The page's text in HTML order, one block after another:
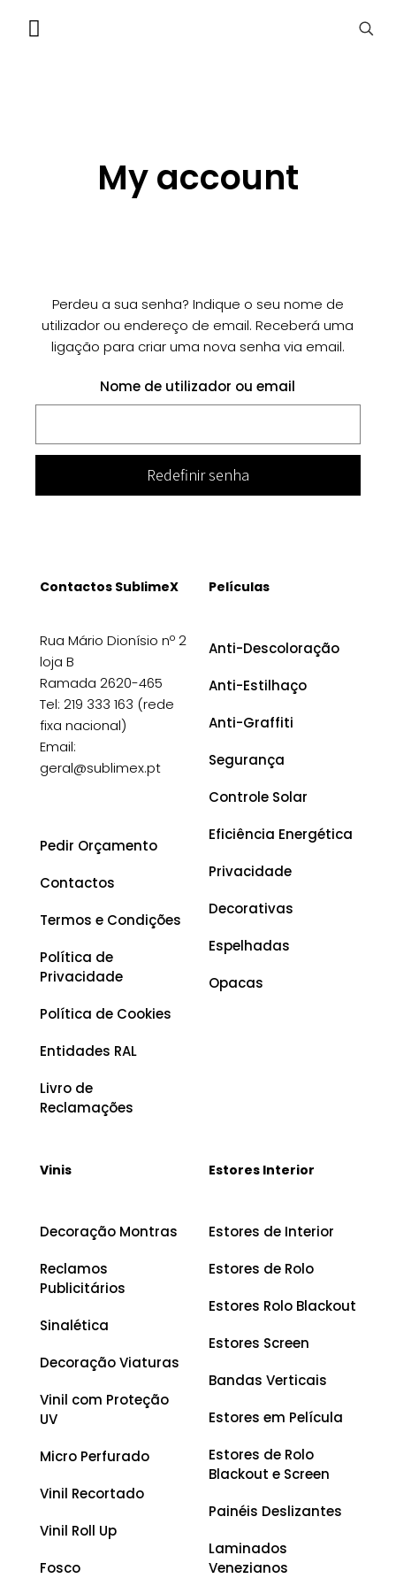
My account
Perdeu a sua senha? Indique o seu nome de
utilizador ou endereço de email. Receberá uma
ligação para criar uma nova senha via email.
Nome de utilizador ou email
Redefinir senha
Contactos SublimeX
Rua Mário Dionísio nº 2
loja B
Ramada 2620-465
Tel: 219 333 163 (rede
fixa nacional)
Email:
geral@sublimex.pt
Pedir Orçamento
Contactos
Termos e Condições
Política de
Privacidade
Política de Cookies
Entidades RAL
Livro de
Reclamações
Películas
Anti-Descoloração
Anti-Estilhaço
Anti-Graffiti
Segurança
Controle Solar
Eficiência Energética
Privacidade
Decorativas
Espelhadas
Opacas
Vinis
Decoração Montras
Reclamos
Publicitários
Sinalética
Decoração Viaturas
Vinil com Proteção
UV
Micro Perfurado
Vinil Recortado
Vinil Roll Up
Fosco
Estores Interior
Estores de Interior
Estores de Rolo
Estores Rolo Blackout
Estores Screen
Bandas Verticais
Estores em Película
Estores de Rolo
Blackout e Screen
Painéis Deslizantes
Laminados
Venezianos